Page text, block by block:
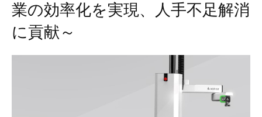
業の効率化を実現、人手不足解消
に貢献～